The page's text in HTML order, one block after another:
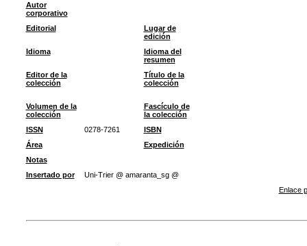
Autor
corporativo
Editorial
Lugar de
edición
Idioma
Idioma del
resumen
Editor de la
colección
Título de la
colección
Volumen de la
colección
Fascículo de
la colección
ISSN
0278-7261
ISBN
Área
Expedición
Notas
Insertado por
Uni-Trier @ amaranta_sg @
Enlace